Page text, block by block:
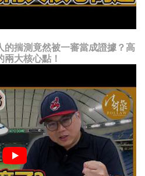
的揣測竟然被一審當成證據？高
大核心點！